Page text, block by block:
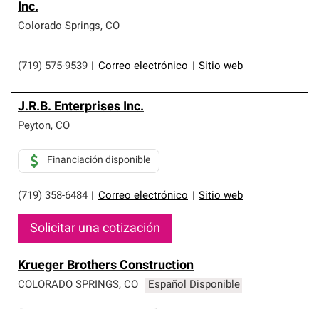
Inc.
Colorado Springs, CO
(719) 575-9539 Correo electrónico Sitio web
J.R.B. Enterprises Inc.
Peyton, CO
(719) 358-6484 Correo electrónico Sitio web
Financiación disponible
Solicitar una cotización
Krueger Brothers Construction
COLORADO SPRINGS, CO Español Disponible